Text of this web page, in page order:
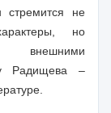
стремится не
но
внешними
у Радищева –